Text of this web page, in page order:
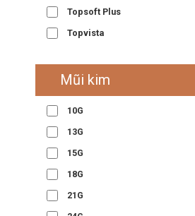
Topsoft Plus
Topvista
Mũi kim
10G
13G
15G
18G
21G